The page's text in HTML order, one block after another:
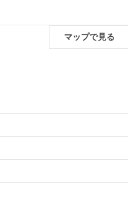
マップで見る